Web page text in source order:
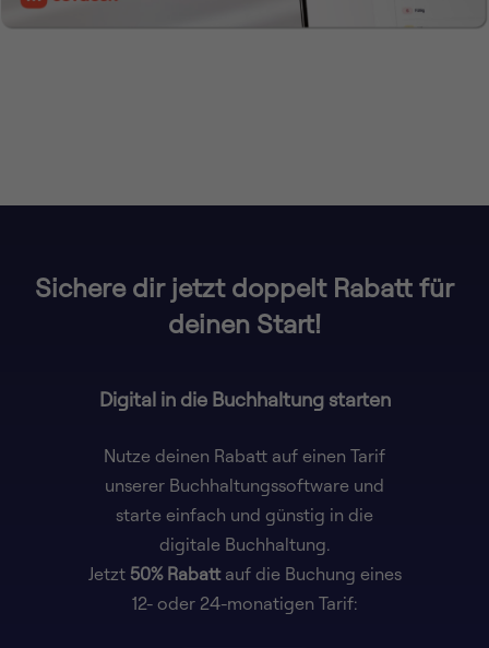
Sichere dir jetzt doppelt Rabatt für
deinen Start!
Digital in die Buchhaltung starten
Nutze deinen Rabatt auf einen Tarif
unserer Buchhaltungssoftware und
starte einfach und günstig in die
digitale Buchhaltung.
Jetzt 50% Rabattauf die Buchung eines
12- oder 24-monatigen Tarif: